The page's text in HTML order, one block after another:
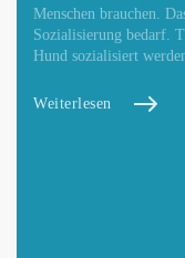
Menschen brauchen.
Sozialisierung bedarf.
Hund sozialisiert
Weiterlesen